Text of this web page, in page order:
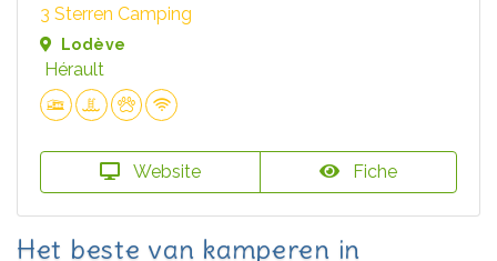
3 Sterren Camping
Lodève
Hérault
Website Fiche
Het beste van kamperen in